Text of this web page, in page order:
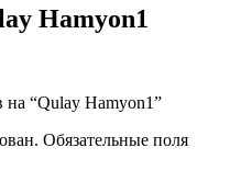
Hamyon1
на “Qulay Hamyon1”
Обязательные поля